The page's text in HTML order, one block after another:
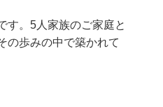
す。5人家族のご家庭と
の歩みの中で築かれて